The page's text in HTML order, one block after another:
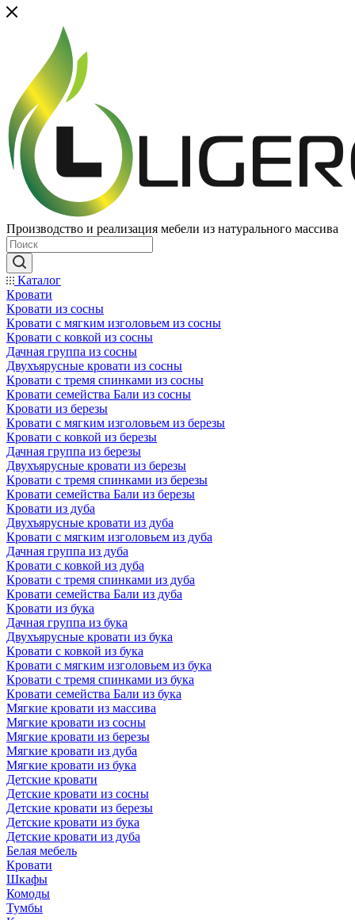
Производство и реализация мебели из натурального массива
Каталог
Кровати
Кровати из сосны
Кровати с мягким изголовьем из сосны
Кровати с ковкой из сосны
Дачная группа из сосны
Двухъярусные кровати из сосны
Кровати с тремя спинками из сосны
Кровати семейства Бали из сосны
Кровати из березы
Кровати с мягким изголовьем из березы
Кровати с ковкой из березы
Дачная группа из березы
Двухъярусные кровати из березы
Кровати с тремя спинками из березы
Кровати семейства Бали из березы
Кровати из дуба
Двухъярусные кровати из дуба
Кровати с мягким изголовьем из дуба
Дачная группа из дуба
Кровати с ковкой из дуба
Кровати с тремя спинками из дуба
Кровати семейства Бали из дуба
Кровати из бука
Дачная группа из бука
Двухъярусные кровати из бука
Кровати с ковкой из бука
Кровати с мягким изголовьем из бука
Кровати с тремя спинками из бука
Кровати семейства Бали из бука
Мягкие кровати из массива
Мягкие кровати из сосны
Мягкие кровати из березы
Мягкие кровати из дуба
Мягкие кровати из бука
Детские кровати
Детские кровати из сосны
Детские кровати из березы
Детские кровати из бука
Детские кровати из дуба
Белая мебель
Кровати
Шкафы
Комоды
Тумбы